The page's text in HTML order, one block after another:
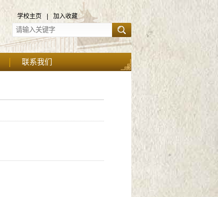
学校主页 加入收藏
联系我们